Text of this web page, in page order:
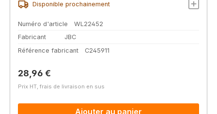
Disponible prochainement
Numéro d'article
WL22452
Fabricant
JBC
Référence fabricant
C245911
Prix régulier :
28,96 €
Prix HT, frais de livraison en sus
Ajouter au panier